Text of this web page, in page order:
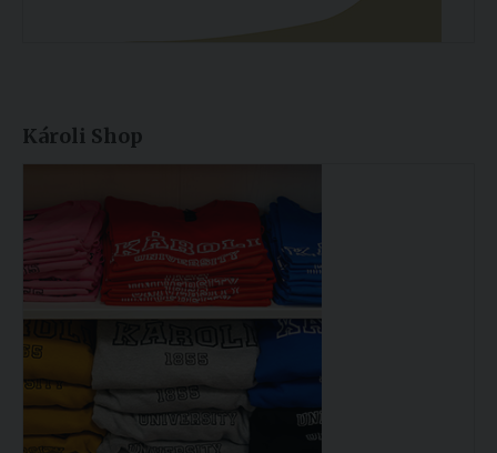
Károli Shop